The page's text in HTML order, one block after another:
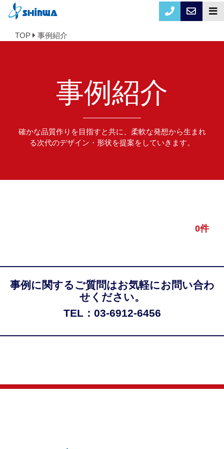
TOP 事例紹介
事例紹介
確かな品質作りを目指すと共に、柔軟な発想から生まれ
る次代のデザイン・形状を提案をしていきます。
0件
事例に関するご質問はお気軽にお問い合わ
せください。
TEL：03-6912-6456